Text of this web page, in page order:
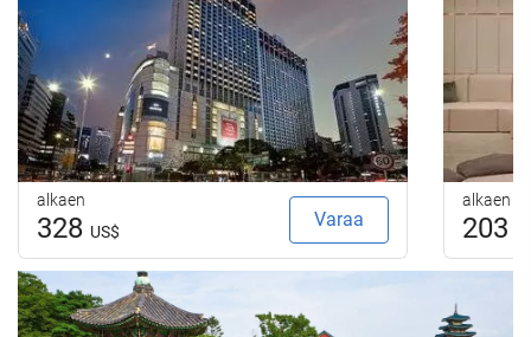
alkaen
328 US$
Varaa
alkaen
203